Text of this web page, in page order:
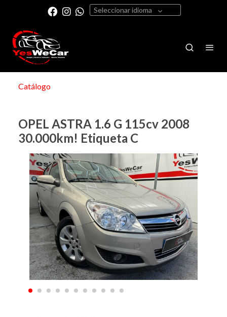
Seleccionar idioma
Catálogo
OPEL ASTRA 1.6 G 115cv 2008
30.000km! Etiqueta C